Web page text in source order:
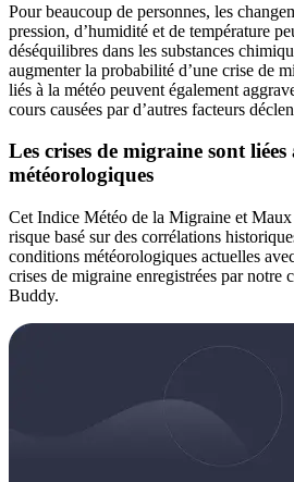
Pour beaucoup de personnes, les
pression, d’humidité et de température
déséquilibres dans les substances
augmenter la probabilité d’une crise de
liés à la météo peuvent également
cours causées par d’autres facteurs
Les crises de migraine sont
météorologiques
Cet Indice Météo de la Migraine et
risque basé sur des corrélations
conditions météorologiques actuelles
crises de migraine enregistrées par notre
Buddy.